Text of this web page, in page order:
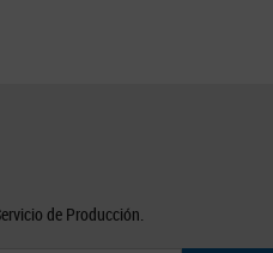
de Producción.